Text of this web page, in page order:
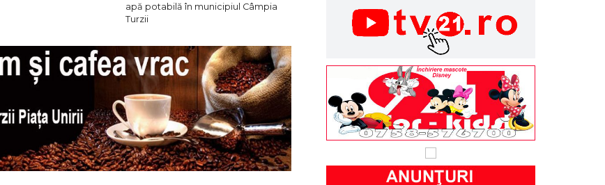
apă potabilă în municipiul Câmpia
Turzii